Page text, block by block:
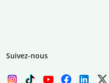
Suivez-nous